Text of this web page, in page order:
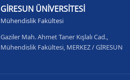
GİRESUN ÜNİVERSİTESİ
Mühendislik Fakültesi
Gaziler Mah. Ahmet Taner Kışlalı Cad.,
Mühendislik Fakültesi, MERKEZ / GİRESUN